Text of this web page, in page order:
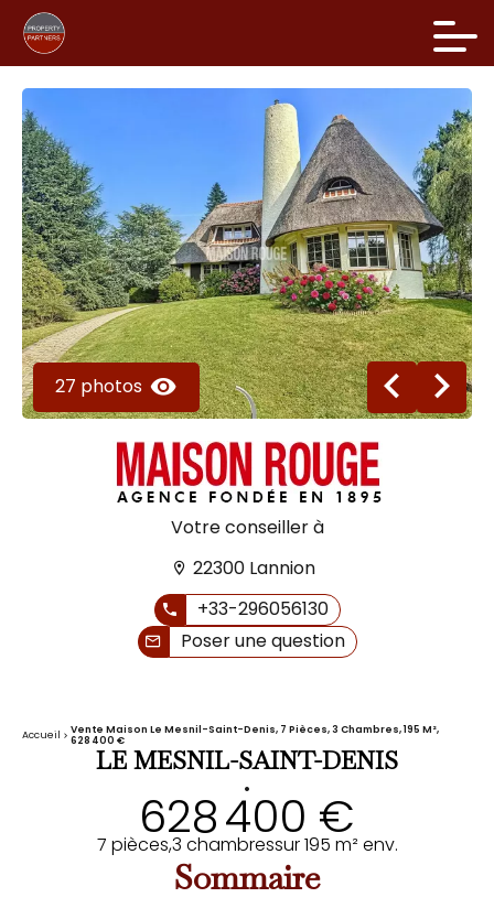
27 photos
Votre conseiller à
22300 Lannion
+33-296056130
Poser une question
Accueil
Vente Maison Le Mesnil-Saint-Denis, 7 Pièces, 3 Chambres, 195 M²,
628 400 €
LE MESNIL-SAINT-DENIS
•
628 400 €
7 pièces,3 chambressur 195 m² env.
Sommaire